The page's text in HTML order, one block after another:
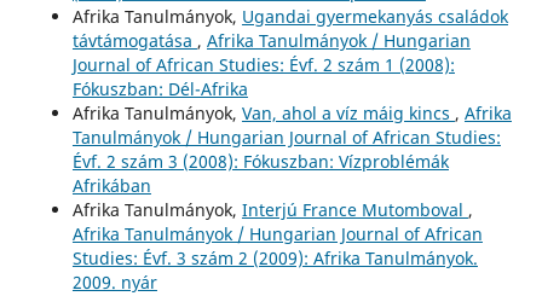
Afrika Tanulmányok, Ugandai gyermekanyás családok
távtámogatása , Afrika Tanulmányok / Hungarian
Journal of African Studies: Évf. 2 szám 1 (2008):
Fókuszban: Dél-Afrika
Afrika Tanulmányok, Van, ahol a víz máig kincs , Afrika
Tanulmányok / Hungarian Journal of African Studies:
Évf. 2 szám 3 (2008): Fókuszban: Vízproblémák
Afrikában
Afrika Tanulmányok, Interjú France Mutomboval ,
Afrika Tanulmányok / Hungarian Journal of African
Studies: Évf. 3 szám 2 (2009): Afrika Tanulmányok.
2009. nyár